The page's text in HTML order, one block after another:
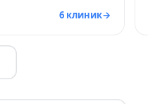
6 клиник→